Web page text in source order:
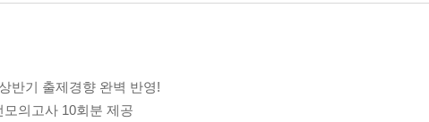
반기 출제경향 완벽 반영!
의고사 10회분 제공